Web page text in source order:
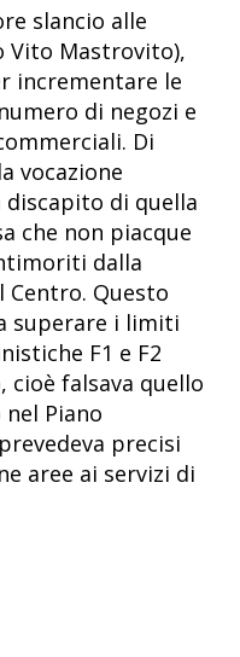
slancio alle
Vito Mastrovito),
incrementare le
di negozi e
Di
vocazione
di quella
che non piacque
dalla
Centro. Questo
superare i limiti
F1 e F2
cioè falsava quello
Piano
precisi
aree ai servizi di